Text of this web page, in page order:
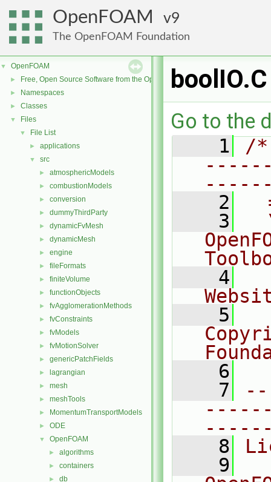
OpenFOAM 9
The OpenFOAM Foundation
▼ OpenFOAM
► Free, Open Source Software from the OpenFOAM Foundation
► Namespaces
► Classes
▼ Files
▼ File List
► applications
▼ src
► atmosphericModels
► combustionModels
► conversion
► dummyThirdParty
► dynamicFvMesh
► dynamicMesh
► engine
► fileFormats
► finiteVolume
► functionObjects
► fvAgglomerationMethods
► fvConstraints
► fvModels
► fvMotionSolver
► genericPatchFields
► lagrangian
► mesh
► meshTools
► MomentumTransportModels
► ODE
▼ OpenFOAM
► algorithms
► containers
► db
boolIO.C
Go to the
    1
/
    2
    3
    4
    5
    6
    7
    8
    9